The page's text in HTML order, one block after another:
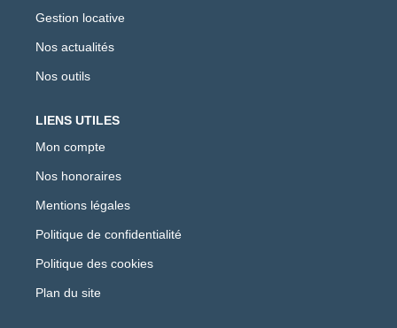
Gestion locative
Nos actualités
Nos outils
LIENS UTILES
Mon compte
Nos honoraires
Mentions légales
Politique de confidentialité
Politique des cookies
Plan du site